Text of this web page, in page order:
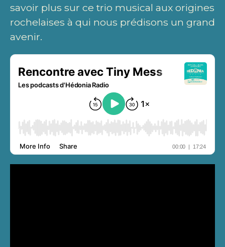
savoir plus sur ce trio musical aux origines
rochelaises à qui nous prédisons un grand
avenir.